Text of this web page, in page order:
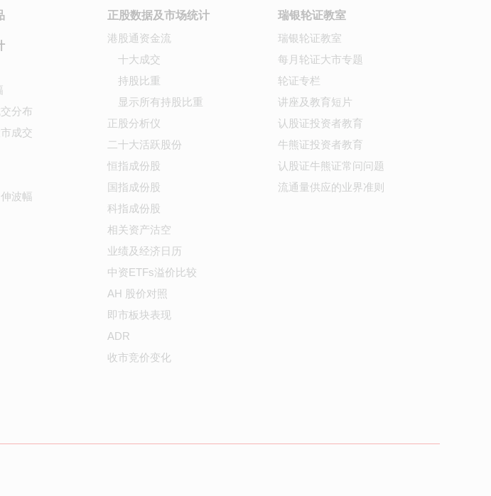
分布
成交
波幅
正股数据及市场统计
港股通资金流
十大成交
持股比重
显示所有持股比重
正股分析仪
二十大活跃股份
恒指成份股
国指成份股
科指成份股
相关资产沽空
业绩及经济日历
中资ETFs溢价比较
AH 股价对照
即市板块表现
ADR
收市竞价变化
瑞银轮证教室
瑞银轮证教室
每月轮证大市专题
轮证专栏
讲座及教育短片
认股证投资者教育
牛熊证投资者教育
认股证牛熊证常问问题
流通量供应的业界准则